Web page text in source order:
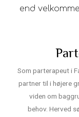
end
Som parterapeut i
partner til i højere
viden om
behov. Herved